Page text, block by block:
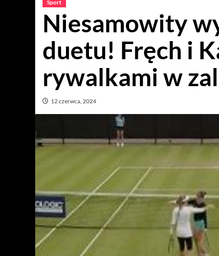
Sport
Niesamowity
duetu! Fręch i
rywalkami w
12 czerwca, 2024